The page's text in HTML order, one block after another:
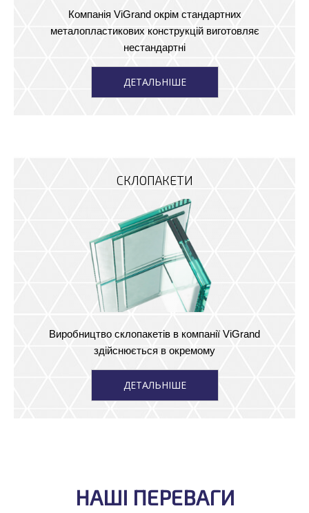
Компанія ViGrand окрім стандартних
металопластикових конструкцій виготовляє
нестандартні
ДЕТАЛЬНІШЕ
СКЛОПАКЕТИ
Виробництво склопакетів в компанії ViGrand
здійснюється в окремому
ДЕТАЛЬНІШЕ
НАШІ ПЕРЕВАГИ